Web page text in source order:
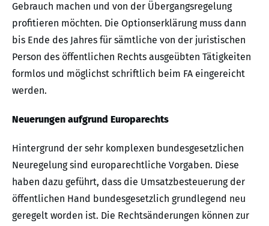
Gebrauch machen und von der Übergangsregelung
profitieren möchten. Die Optionserklärung muss dann
bis Ende des Jahres für sämtliche von der juristischen
Person des öffentlichen Rechts ausgeübten Tätigkeiten
formlos und möglichst schriftlich beim FA eingereicht
werden.
Neuerungen aufgrund Europarechts
Hintergrund der sehr komplexen bundesgesetzlichen
Neuregelung sind europarechtliche Vorgaben. Diese
haben dazu geführt, dass die Umsatzbesteuerung der
öffentlichen Hand bundesgesetzlich grundlegend neu
geregelt worden ist. Die Rechtsänderungen können zur